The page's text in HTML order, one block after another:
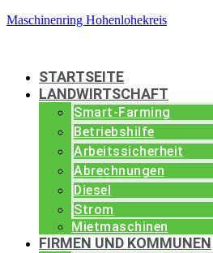
Maschinenring Hohenlohekreis
STARTSEITE
LANDWIRTSCHAFT
Smart-Farming
Betriebshilfe
Arbeitssicherheit
Abrechnungen
Diesel
Strom
Mietmaschinen
FIRMEN UND KOMMUNEN